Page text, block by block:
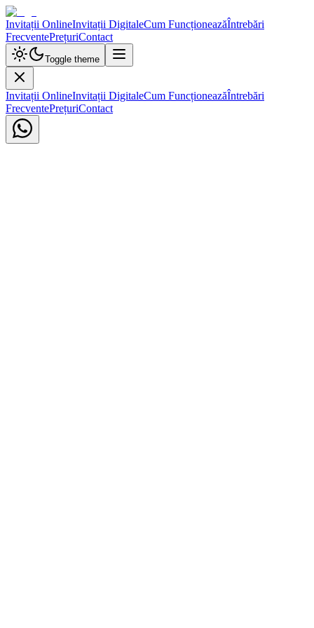
Invitații OnlineInvitații DigitaleCum FuncționeazăÎntrebări
FrecventePrețuriContact
Toggle theme
Invitații OnlineInvitații DigitaleCum FuncționeazăÎntrebări
FrecventePrețuriContact